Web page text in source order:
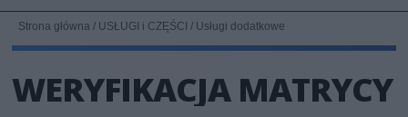
Strona główna / USŁUGI i CZĘŚCI / Usługi dodatkowe
WERYFIKACJA MATRYCY